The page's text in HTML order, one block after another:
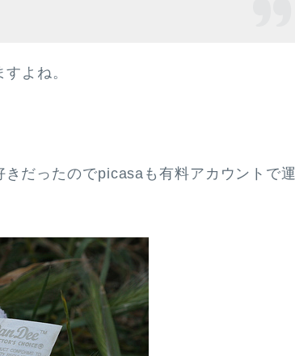
よね。
だったのでpicasaも有料アカウントで運